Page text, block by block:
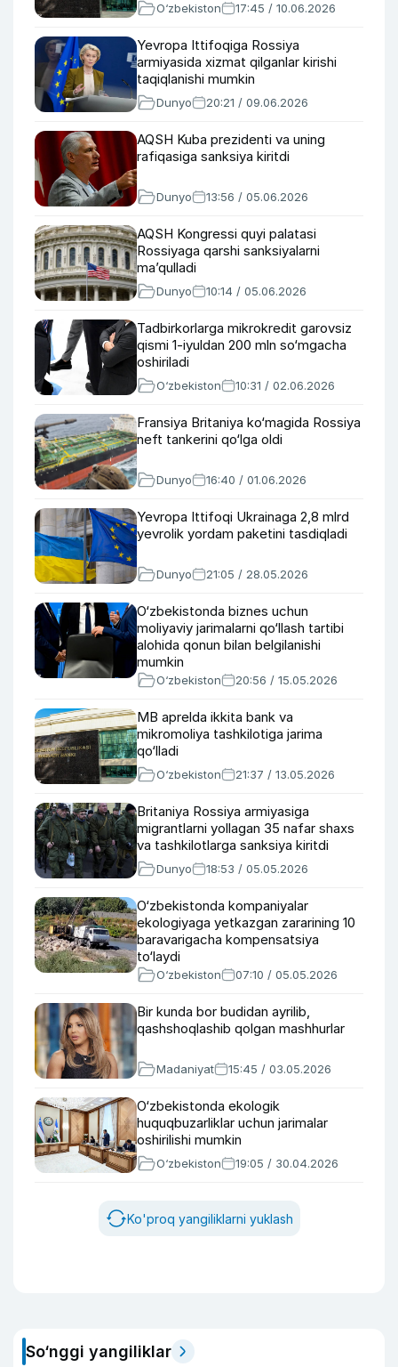
O‘zbekiston 17:45 / 10.06.2026
Yevropa Ittifoqiga Rossiya
armiyasida xizmat qilganlar kirishi
taqiqlanishi mumkin
Dunyo 20:21 / 09.06.2026
AQSH Kuba prezidenti va uning
rafiqasiga sanksiya kiritdi
Dunyo 13:56 / 05.06.2026
AQSH Kongressi quyi palatasi
Rossiyaga qarshi sanksiyalarni
ma’qulladi
Dunyo 10:14 / 05.06.2026
Tadbirkorlarga mikrokredit garovsiz
qismi 1-iyuldan 200 mln so‘mgacha
oshiriladi
O‘zbekiston 10:31 / 02.06.2026
Fransiya Britaniya ko‘magida Rossiya
neft tankerini qo‘lga oldi
Dunyo 16:40 / 01.06.2026
Yevropa Ittifoqi Ukrainaga 2,8 mlrd
yevrolik yordam paketini tasdiqladi
Dunyo 21:05 / 28.05.2026
O‘zbekistonda biznes uchun
moliyaviy jarimalarni qo‘llash tartibi
alohida qonun bilan belgilanishi
mumkin
O‘zbekiston 20:56 / 15.05.2026
MB aprelda ikkita bank va
mikromoliya tashkilotiga jarima
qo‘lladi
O‘zbekiston 21:37 / 13.05.2026
Britaniya Rossiya armiyasiga
migrantlarni yollagan 35 nafar shaxs
va tashkilotlarga sanksiya kiritdi
Dunyo 18:53 / 05.05.2026
O‘zbekistonda kompaniyalar
ekologiyaga yetkazgan zararining 10
baravarigacha kompensatsiya
to‘laydi
O‘zbekiston 07:10 / 05.05.2026
Bir kunda bor budidan ayrilib,
qashshoqlashib qolgan mashhurlar
Madaniyat 15:45 / 03.05.2026
O‘zbekistonda ekologik
huquqbuzarliklar uchun jarimalar
oshirilishi mumkin
O‘zbekiston 19:05 / 30.04.2026
Ko'proq yangiliklarni yuklash
So‘nggi yangiliklar